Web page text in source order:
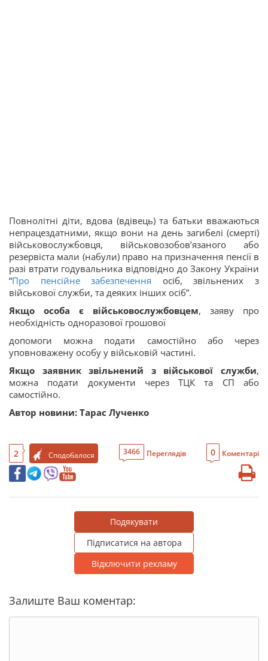
Повнолітні діти, вдова (вдівець) та батьки вважаються
непрацездатними, якщо вони на день загибелі (смерті)
військовослужбовця, військовозобов’язаного або
резервіста мали (набули) право на призначення пенсії в
разі втрати годувальника відповідно до Закону України
“Про пенсійне забезпечення осіб, звільнених з
військової служби, та деяких інших осіб”.
Якщо особа є військовослужбовцем, заяву про
необхідність одноразової грошової
допомоги можна подати самостійно або через
уповноважену особу у військовій частині.
Якщо заявник звільнений з військової служби,
можна подати документи через ТЦК та СП або
самостійно.
Автор новини: Тарас Лученко
2 Сподобалося 3466 Переглядів 0 Коментарі
Подякувати
Підписатися на автора
Відключити рекламу
Залиште Ваш коментар: